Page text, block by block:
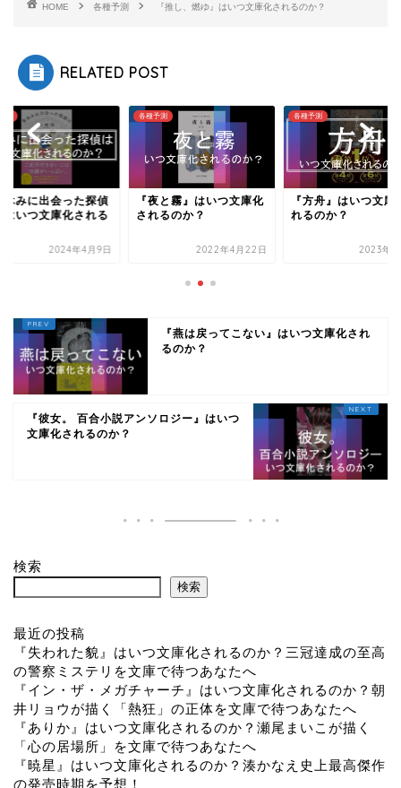
HOME 各種予測 『推し、燃ゆ』はいつ文庫化されるのか？
RELATED POST
休みに出会った探偵
はいつ文庫化される
2024年4月9日
各種予測
『夜と霧』はいつ文庫化
されるのか？
2022年4月22日
各種予測
『方舟』はいつ文庫
れるのか？
2023年3
『燕は戻ってこない』はいつ文庫化され
るのか？
『彼女。 百合小説アンソロジー』はいつ
文庫化されるのか？
検索
検索
最近の投稿
『失われた貌』はいつ文庫化されるのか？三冠達成の至高
の警察ミステリを文庫で待つあなたへ
『イン・ザ・メガチャーチ』はいつ文庫化されるのか？朝
井リョウが描く「熱狂」の正体を文庫で待つあなたへ
『ありか』はいつ文庫化されるのか？瀬尾まいこが描く
「心の居場所」を文庫で待つあなたへ
『暁星』はいつ文庫化されるのか？湊かなえ史上最高傑作
の発売時期を予想！